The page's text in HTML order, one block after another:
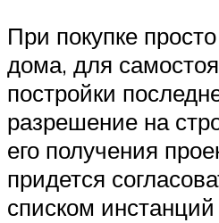
При покупке
дома, для
постройки
разрешение на
его получения
придется
списком